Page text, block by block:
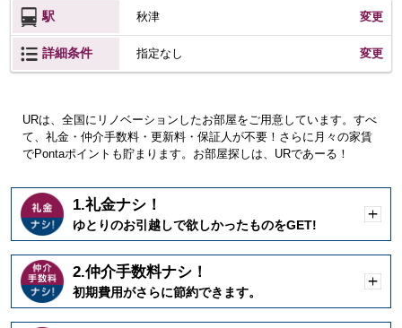
駅 秋津 変更
詳細条件 指定なし 変更
URは、全国にリノベーションしたお部屋をご用意しています。すべ
て、礼金・仲介手数料・更新料・保証人が不要！さらに月々の家賃
でPontaポイントも貯まります。お部屋探しは、URであーる！
1.礼金ナシ！
ゆとりのお引越しで欲しかったものをGET!
く
2.仲介手数料ナシ！
初期費用がさらに節約できます。
く